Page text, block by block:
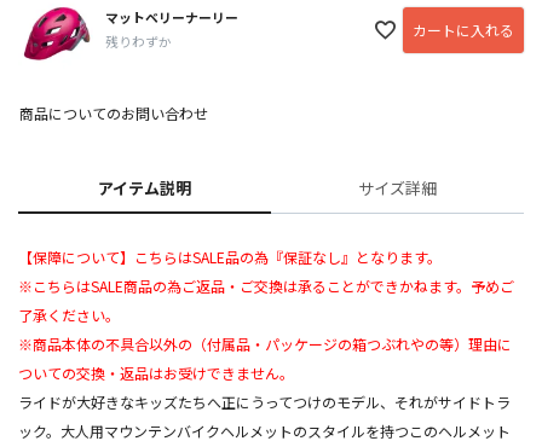
マットベリーナーリー
残りわずか
カートに入れる
商品についてのお問い合わせ
アイテム説明 サイズ詳細
【保障について】こちらはSALE品の為『保証なし』となります。
※こちらはSALE商品の為ご返品・ご交換は承ることができかねます。予めご
了承ください。
※商品本体の不具合以外の（付属品・パッケージの箱つぶれやの等）理由に
ついての交換・返品はお受けできません。
ライドが大好きなキッズたちへ正にうってつけのモデル、それがサイドトラ
ック。大人用マウンテンバイクヘルメットのスタイルを持つこのヘルメット